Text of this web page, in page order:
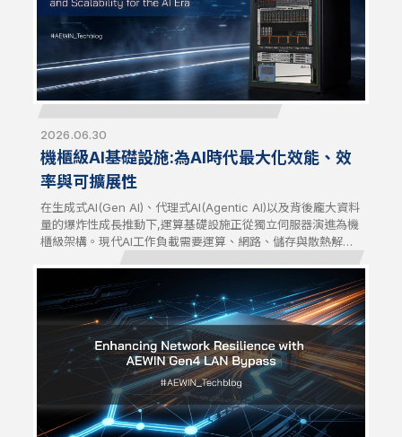
2026.06.30
機櫃級AI基礎設施:為AI時代最大化效能、效
率與可擴展性
在生成式AI(Gen AI)、代理式AI(Agentic AI)以及背後龐大資料
量的爆炸性成長推動下,運算基礎設施正從獨立伺服器演進為機
櫃級架構。現代AI工作負載需要運算、網路、儲存與散熱解決